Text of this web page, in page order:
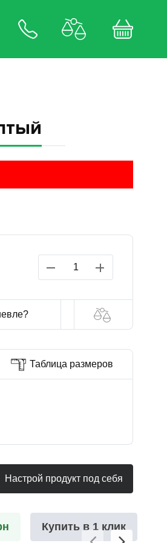
Таблица размеров
Настрой продукт под себя
Купить в 1 клик